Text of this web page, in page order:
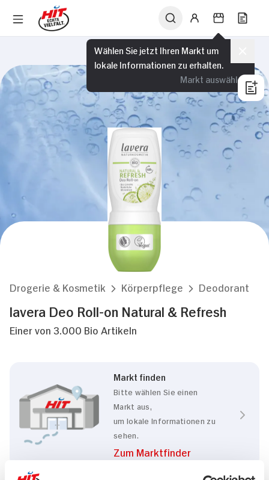
Wählen Sie jetzt Ihren Markt um
lokale Informationen zu erhalten.
Markt auswählen
Drogerie & Kosmetik Körperpflege Deodorant
lavera Deo Roll-on Natural & Refresh
Einer von 3.000 Bio Artikeln
Markt finden
Bitte wählen Sie einen
Markt aus,
um lokale Informationen zu
sehen.
Zum Marktfinder